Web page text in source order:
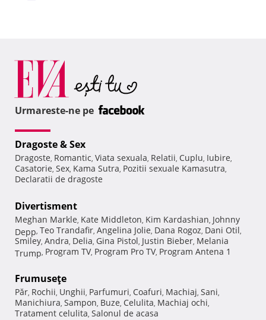
Urmareste-ne pe
Dragoste & Sex
Dragoste, Romantic, Viata sexuala, Relatii, Cuplu, Iubire,
Casatorie, Sex, Kama Sutra, Pozitii sexuale Kamasutra,
Declaratii de dragoste
Divertisment
Meghan Markle, Kate Middleton, Kim Kardashian, Johnny
Depp, Teo Trandafir, Angelina Jolie, Dana Rogoz, Dani Otil,
Smiley, Andra, Delia, Gina Pistol, Justin Bieber, Melania
Trump, Program TV, Program Pro TV, Program Antena 1
Frumuseţe
Păr, Rochii, Unghii, Parfumuri, Coafuri, Machiaj, Sani,
Manichiura, Sampon, Buze, Celulita, Machiaj ochi,
Tratament celulita, Salonul de acasa